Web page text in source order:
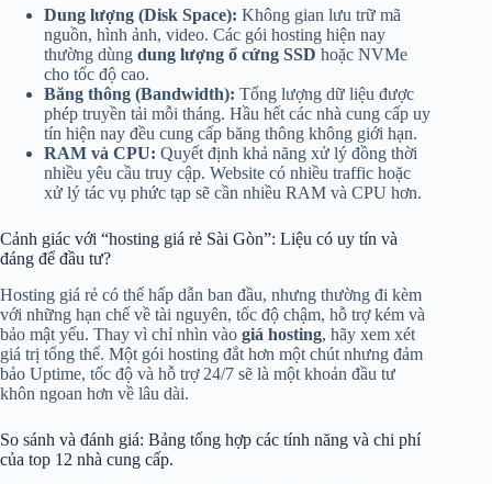
Dung lượng (Disk Space): Không gian lưu trữ mã
nguồn, hình ảnh, video. Các gói hosting hiện nay
thường dùng dung lượng ổ cứng SSD hoặc NVMe
cho tốc độ cao.
Băng thông (Bandwidth): Tổng lượng dữ liệu được
phép truyền tải mỗi tháng. Hầu hết các nhà cung cấp uy
tín hiện nay đều cung cấp băng thông không giới hạn.
RAM và CPU: Quyết định khả năng xử lý đồng thời
nhiều yêu cầu truy cập. Website có nhiều traffic hoặc
xử lý tác vụ phức tạp sẽ cần nhiều RAM và CPU hơn.
Cảnh giác với “hosting giá rẻ Sài Gòn”: Liệu có uy tín và
đáng để đầu tư?
Hosting giá rẻ có thể hấp dẫn ban đầu, nhưng thường đi kèm
với những hạn chế về tài nguyên, tốc độ chậm, hỗ trợ kém và
bảo mật yếu. Thay vì chỉ nhìn vào giá hosting, hãy xem xét
giá trị tổng thể. Một gói hosting đắt hơn một chút nhưng đảm
bảo Uptime, tốc độ và hỗ trợ 24/7 sẽ là một khoản đầu tư
khôn ngoan hơn về lâu dài.
So sánh và đánh giá: Bảng tổng hợp các tính năng và chi phí
của top 12 nhà cung cấp.